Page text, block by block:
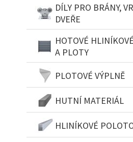
DÍLY PRO BRÁNY,
DVEŘE
HOTOVÉ
A PLOTY
PLOTOVÉ VÝPLNĚ
HUTNÍ MATERIÁL
HLINÍKOVÉ